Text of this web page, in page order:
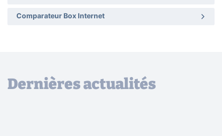
Comparateur Box Internet
Dernières actualités